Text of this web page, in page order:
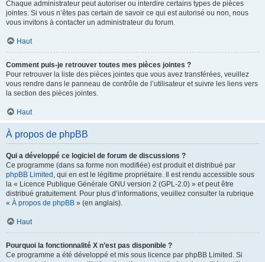
Chaque administrateur peut autoriser ou interdire certains types de pièces
jointes. Si vous n’êtes pas certain de savoir ce qui est autorisé ou non, nous
vous invitons à contacter un administrateur du forum.
Haut
Comment puis-je retrouver toutes mes pièces jointes ?
Pour retrouver la liste des pièces jointes que vous avez transférées, veuillez
vous rendre dans le panneau de contrôle de l’utilisateur et suivre les liens vers
la section des pièces jointes.
Haut
À propos de phpBB
Qui a développé ce logiciel de forum de discussions ?
Ce programme (dans sa forme non modifiée) est produit et distribué par
phpBB Limited , qui en est le légitime propriétaire. Il est rendu accessible sous
la « Licence Publique Générale GNU version 2 (GPL-2.0) » et peut être
distribué gratuitement. Pour plus d’informations, veuillez consulter la rubrique
« À propos de phpBB » (en anglais).
Haut
Pourquoi la fonctionnalité X n’est pas disponible ?
Ce programme a été développé et mis sous licence par phpBB Limited. Si